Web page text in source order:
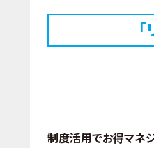
制度活用でお得マネ